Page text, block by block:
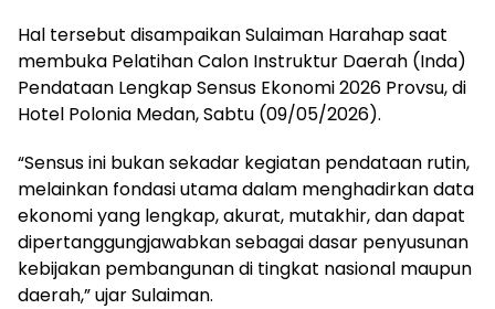
Hal tersebut disampaikan Sulaiman Harahap saat
membuka Pelatihan Calon Instruktur Daerah (Inda)
Pendataan Lengkap Sensus Ekonomi 2026 Provsu, di
Hotel Polonia Medan, Sabtu (09/05/2026).
“Sensus ini bukan sekadar kegiatan pendataan rutin,
melainkan fondasi utama dalam menghadirkan data
ekonomi yang lengkap, akurat, mutakhir, dan dapat
dipertanggungjawabkan sebagai dasar penyusunan
kebijakan pembangunan di tingkat nasional maupun
daerah,” ujar Sulaiman.